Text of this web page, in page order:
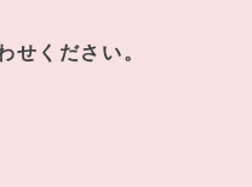
ください。